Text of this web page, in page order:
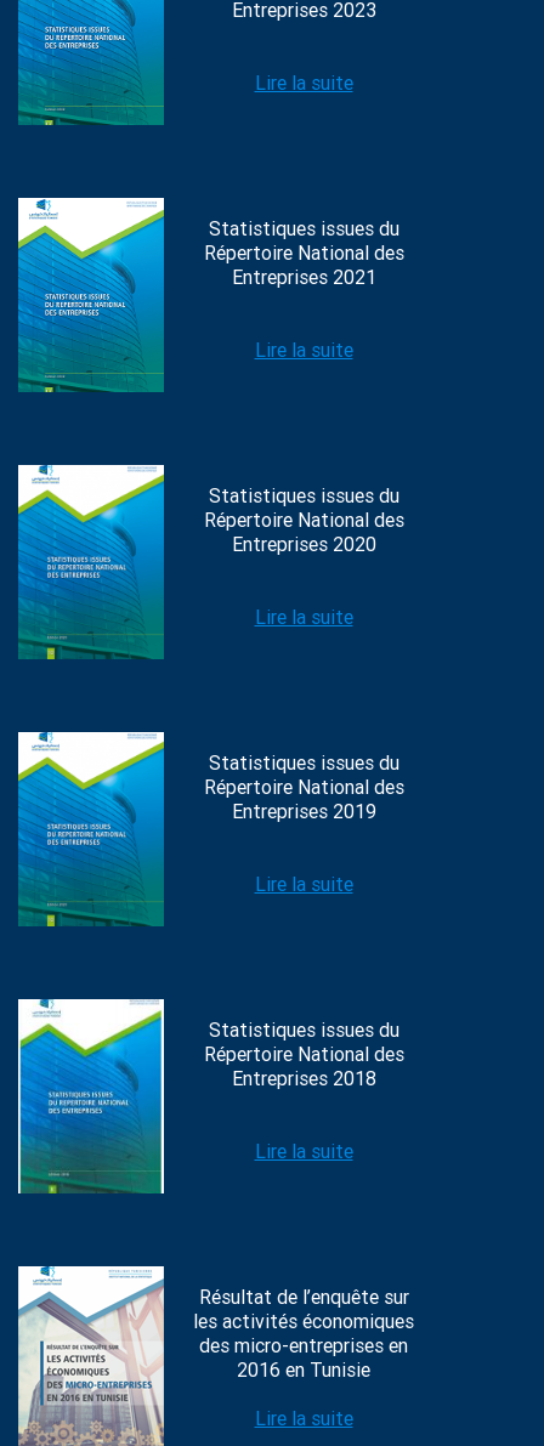
Entreprises 2023
Lire la suite
Statistiques issues du
Répertoire National des
Entreprises 2021
Lire la suite
Statistiques issues du
Répertoire National des
Entreprises 2020
Lire la suite
Statistiques issues du
Répertoire National des
Entreprises 2019
Lire la suite
Statistiques issues du
Répertoire National des
Entreprises 2018
Lire la suite
Résultat de l’enquête sur
les activités économiques
des micro-entreprises en
2016 en Tunisie
Lire la suite